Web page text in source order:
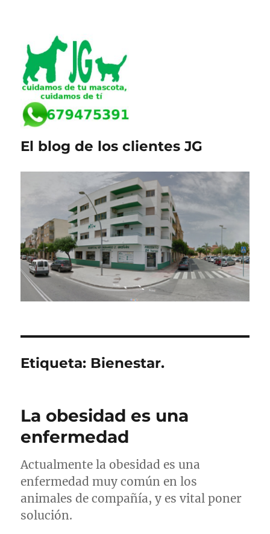
El blog de los clientes JG
Etiqueta: Bienestar.
La obesidad es una
enfermedad
Actualmente la obesidad es una
enfermedad muy común en los
animales de compañía, y es vital poner
solución.